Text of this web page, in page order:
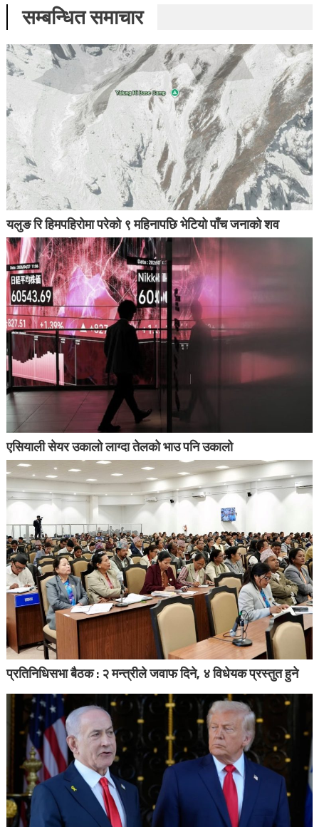
सम्बन्धित समाचार
यलुङ रि हिमपहिरोमा परेको ९ महिनापछि भेटियो पाँच जनाको शव
एसियाली सेयर उकालो लाग्दा तेलको भाउ पनि उकालो
प्रतिनिधिसभा बैठक : २ मन्त्रीले जवाफ दिने, ४ विधेयक प्रस्तुत हुने